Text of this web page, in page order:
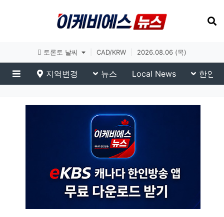
토론토 날씨 CAD/KRW 2026.08.06 (목)
메뉴
지역변경 뉴스 Local News 한인
유튜브(On-Air)